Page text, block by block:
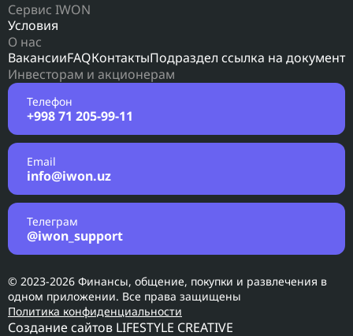
Сервис IWON
Условия
О нас
ВакансииFAQКонтактыПодраздел ссылка на документ
Инвесторам и акционерам
Телефон
+998 71 205-99-11
Email
info@iwon.uz
Телеграм
@iwon_support
© 2023-2026 Финансы, общение, покупки и развлечения в
одном приложении. Все права защищены
Политика конфиденциальности
Создание сайтов LIFESTYLE CREATIVE